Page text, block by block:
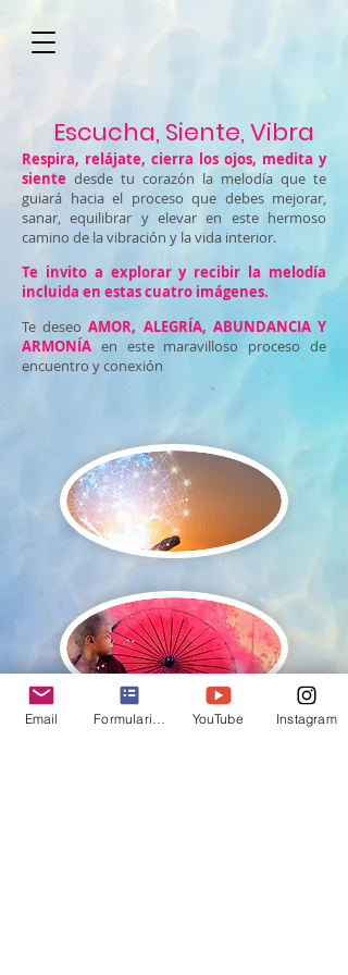
Escucha, Siente, Vibra
Respira, relájate, cierra los ojos, medita y
siente desde tu corazón la melodía que te
guiará hacia el proceso que debes mejorar,
sanar, equilibrar y elevar en este hermoso
camino de la vibración y la vida interior.
Te invito a explorar y recibir la melodía
incluida en estas cuatro imágenes.
Te deseoAMOR, ALEGRÍA, ABUNDANCIA Y
ARMONÍA en este maravilloso proceso de
encuentro y conexión
Email YouTube Instagram